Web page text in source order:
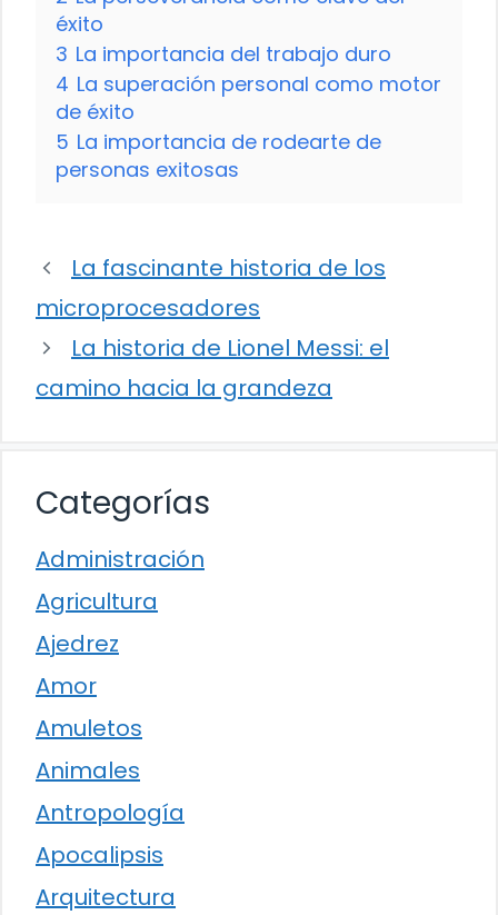
éxito
3 La importancia del trabajo duro
4 La superación personal como motor
de éxito
5 La importancia de rodearte de
personas exitosas
La fascinante historia de los
microprocesadores
La historia de Lionel Messi: el
camino hacia la grandeza
Categorías
Administración
Agricultura
Ajedrez
Amor
Amuletos
Animales
Antropología
Apocalipsis
Arquitectura